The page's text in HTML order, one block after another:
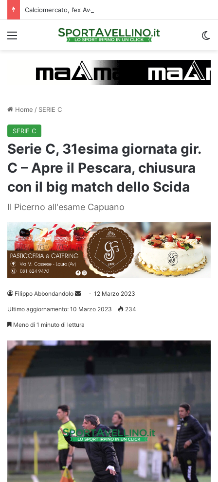
Menu
Home / SERIE C
SERIE C
Serie C, 31esima giornata gir.
C – Apre il Pescara, chiusura
con il big match dello Scida
Il Picerno all'esame Capuano
Filippo Abbondandolo
Invia 12 Marzo 2023
Ultimo aggiornamento: 10 Marzo 2023 234
Meno di 1 minuto di lettura